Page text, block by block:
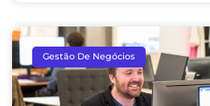
Gestão De Negócios